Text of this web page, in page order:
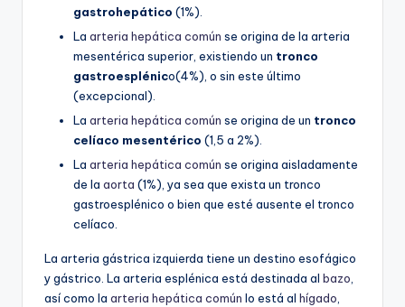
gastrohepático (1%).
La arteria hepática común se origina de la arteria
mesentérica superior, existiendo un tronco
gastroesplénico(4%), o sin este último
(excepcional).
La arteria hepática común se origina de un tronco
celíaco mesentérico (1,5 a 2%).
La arteria hepática común se origina aisladamente
de la aorta (1%), ya sea que exista un tronco
gastroesplénico o bien que esté ausente el tronco
celíaco.
La arteria gástrica izquierda tiene un destino esofágico
y gástrico. La arteria esplénica está destinada al bazo
así como la arteria hepática común lo está al hígado